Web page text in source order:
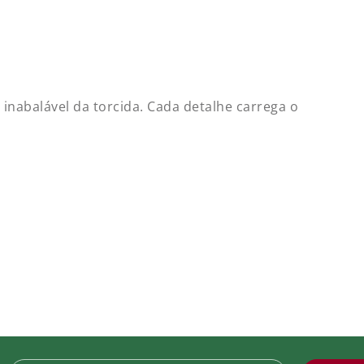
Participação Libertadores
da torcida. Cada detalhe carrega o